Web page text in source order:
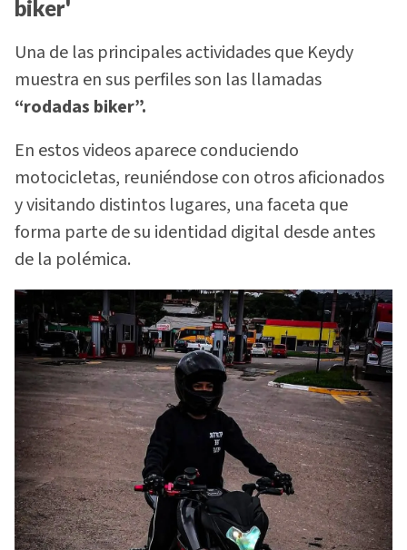
biker'
Una de las principales actividades que Keydy
muestra en sus perfiles son las llamadas
“rodadas biker”.
En estos videos aparece conduciendo
motocicletas, reuniéndose con otros aficionados
y visitando distintos lugares, una faceta que
forma parte de su identidad digital desde antes
de la polémica.